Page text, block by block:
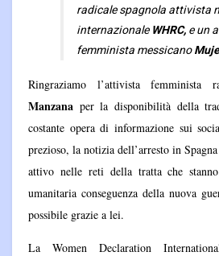
radicale spagnola attivista
internazionaleWHRC,e un
femminista messicano
Ringraziamo l’attivista femminista
Manzana per la disponibilità della
costante opera di informazione sui
prezioso, la notizia dell’arresto in
attivo nelle reti della tratta che stanno
umanitaria conseguenza della nuova
possibile grazie a lei.
La Women Declaration